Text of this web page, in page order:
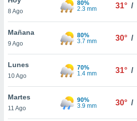
y
en
más
de
8 Ago
80%
2.3 mm
31° /
Mañana
9 Ago
80%
3.7 mm
30° /
Lunes
10 Ago
70%
1.4 mm
31° /
Martes
11 Ago
90%
3.9 mm
30° /